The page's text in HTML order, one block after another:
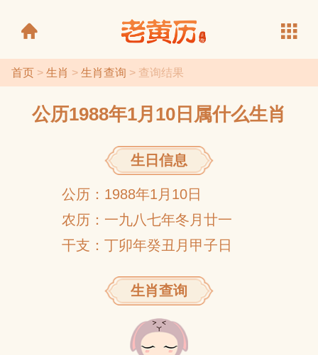
首页> 生肖 > 生肖查询 > 查询结果
公历1988年1月10日属什么生肖
生日信息
公历：1988年1月10日
农历：一九八七年冬月廿一
干支：丁卯年癸丑月甲子日
生肖查询